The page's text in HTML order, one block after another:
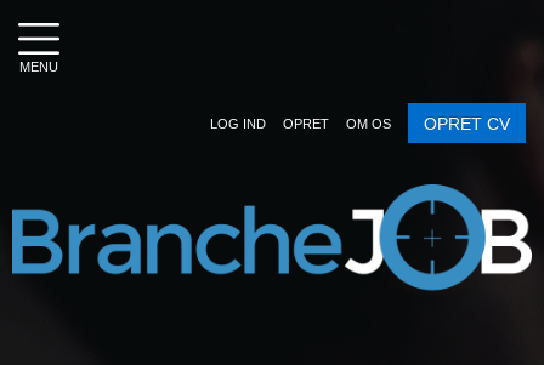
MENU
LOG IND OPRET OM OS OPRET CV